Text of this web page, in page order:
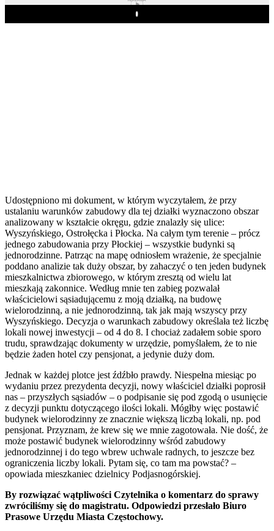
Play
Udostępniono mi dokument, w którym wyczytałem, że przy
ustalaniu warunków zabudowy dla tej działki wyznaczono obszar
analizowany w kształcie okręgu, gdzie znalazły się ulice:
Wyszyńskiego, Ostrołęcka i Płocka. Na całym tym terenie – prócz
jednego zabudowania przy Płockiej – wszystkie budynki są
jednorodzinne. Patrząc na mapę odniosłem wrażenie, że specjalnie
poddano analizie tak duży obszar, by zahaczyć o ten jeden budynek
mieszkalnictwa zbiorowego, w którym zresztą od wielu lat
mieszkają zakonnice. Według mnie ten zabieg pozwalał
właścicielowi sąsiadującemu z moją działką, na budowę
wielorodzinną, a nie jednorodzinną, tak jak mają wszyscy przy
Wyszyńskiego. Decyzja o warunkach zabudowy określała też liczbę
lokali nowej inwestycji – od 4 do 8. I chociaż zadałem sobie sporo
trudu, sprawdzając dokumenty w urzędzie, pomyślałem, że to nie
będzie żaden hotel czy pensjonat, a jedynie duży dom.
Jednak w każdej plotce jest źdźbło prawdy. Niespełna miesiąc po
wydaniu przez prezydenta decyzji, nowy właściciel działki poprosił
nas – przyszłych sąsiadów – o podpisanie się pod zgodą o usunięcie
z decyzji punktu dotyczącego ilości lokali. Mógłby więc postawić
budynek wielorodzinny ze znacznie większą liczbą lokali, np. pod
pensjonat. Przyznam, że krew się we mnie zagotowała. Nie dość, że
może postawić budynek wielorodzinny wśród zabudowy
jednorodzinnej i do tego wbrew uchwale radnych, to jeszcze bez
ograniczenia liczby lokali. Pytam się, co tam ma powstać? –
opowiada mieszkaniec dzielnicy Podjasnogórskiej.
By rozwiązać wątpliwości Czytelnika o komentarz do sprawy
zwróciliśmy się do magistratu. Odpowiedzi przesłało Biuro
Prasowe Urzędu Miasta Częstochowy.